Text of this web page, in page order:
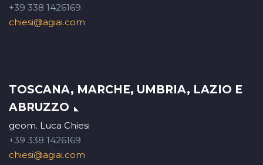
+39 338 1426169
chiesi@agiai.com
TOSCANA, MARCHE, UMBRIA, LAZIO E
ABRUZZO
geom. Luca Chiesi
+39 338 1426169
chiesi@agiai.com